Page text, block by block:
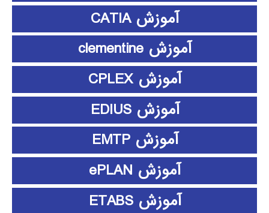
آموزش CATIA
آموزش clementine
آموزش CPLEX
آموزش EDIUS
آموزش EMTP
آموزش ePLAN
آموزش ETABS